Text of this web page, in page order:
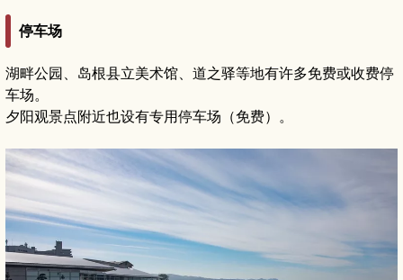
停车场
湖畔公园、岛根县立美术馆、道之驿等地有许多免费或收费停
车场。
夕阳观景点附近也设有专用停车场（免费）。